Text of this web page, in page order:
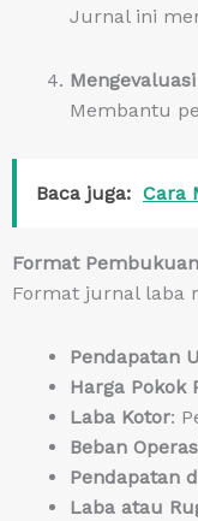
Jurnal ini
Membantu
Baca juga: Cara
Format
Format jurnal laba
Pendapatan
Harga Pokok
Laba Kotor:
Beban
Pendapatan
Laba atau